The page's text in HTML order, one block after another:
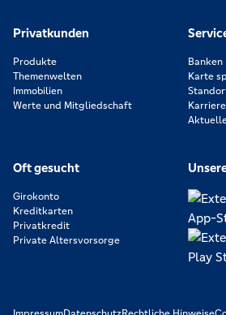
Privatkunden
Produkte
Themenwelten
Immobilien
Werte und Mitgliedschaft
Banken
Karte
Karriere
Oft gesucht
Girokonto
Kreditkarten
Privatkredit
Private Altersvorsorge